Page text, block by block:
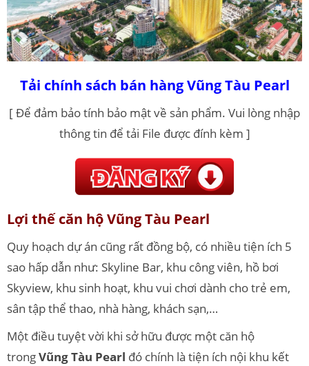
Tải chính sách bán hàng Vũng Tàu Pearl
[ Để đảm bảo tính bảo mật về sản phẩm. Vui lòng nhập
thông tin để tải File được đính kèm ]
Lợi thế căn hộ Vũng Tàu Pearl
Quy hoạch dự án cũng rất đồng bộ, có nhiều tiện ích 5
sao hấp dẫn như: Skyline Bar, khu công viên, hồ bơi
Skyview, khu sinh hoạt, khu vui chơi dành cho trẻ em,
sân tập thể thao, nhà hàng, khách sạn,…
Một điều tuyệt vời khi sở hữu được một căn hộ
trongVũng Tàu Pearl đó chính là tiện ích nội khu kết